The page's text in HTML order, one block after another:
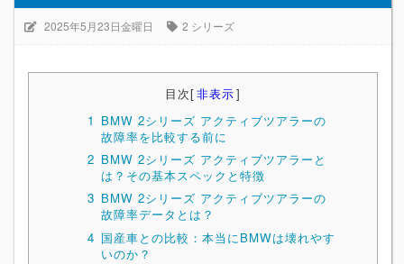
2025年5月23日金曜日 2 シリーズ
目次[非表示]
1 BMW 2シリーズ アクティブツアラーの
故障率を比較する前に
2 BMW 2シリーズ アクティブツアラーと
は？その基本スペックと特徴
3 BMW 2シリーズ アクティブツアラーの
故障率データとは？
4 国産車との比較：本当にBMWは壊れやす
いのか？